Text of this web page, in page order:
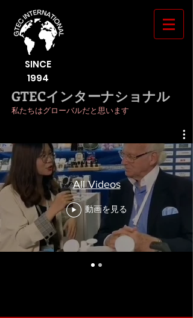
SINCE
1994
GTECインターナショナル
私たちはグローバルだと思います
All Videos
動画を見る